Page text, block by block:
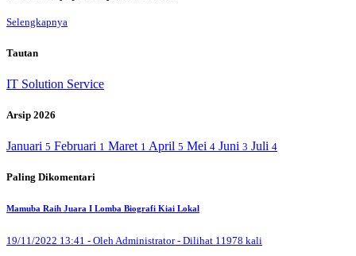
Selengkapnya
Tautan
IT Solution Service
Arsip 2026
Januari 5 Februari 1 Maret 1 April 5 Mei 4 Juni 3 Juli 4
Paling Dikomentari
Mamuba Raih Juara I Lomba Biografi Kiai Lokal
19/11/2022 13:41 - Oleh Administrator - Dilihat 11978 kali